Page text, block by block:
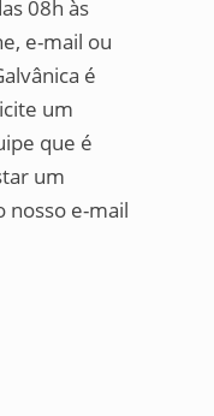
08h às
e-mail ou
é
um
que é
um
nosso e-mail